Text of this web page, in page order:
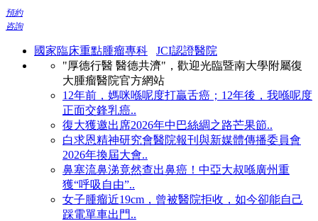
預約
咨詢
國家臨床重點腫瘤專科
JCI認證醫院
"厚德行醫 醫德共濟"，歡迎光臨暨南大學附屬復
大腫瘤醫院官方網站
12年前，媽咪喺呢度打贏舌癌；12年後，我喺呢度
正面交鋒乳癌..
復大獲邀出席2026年中巴絲綢之路芒果節..
白求恩精神研究會醫院報刊與新媒體傳播委員會
2026年換屆大會..
鼻塞流鼻涕竟然查出鼻癌！中亞大叔喺廣州重
獲“呼吸自由”..
女子腫瘤近19cm，曾被醫院拒收，如今卻能自己
踩電單車出門..